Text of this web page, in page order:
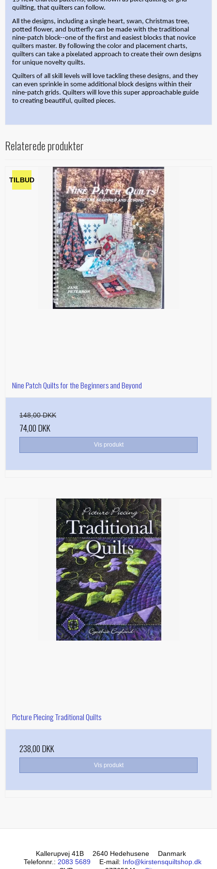
quilting, that quilters can follow.
All the designs, including a single heart, swan, Christmas tree,
potted flower, and butterfly can be made with the traditional
nine-patch block--one of the first and easiest blocks that novice
quilters master. By following the color and placement charts,
quilters can take a pixelated approach to create their own designs
for unique novelty quilts.
Quilters of all skill levels will love tackling these designs, and they
can even sprinkle in some additional block designs within their
nine-patch grids. Quilters will love this super approachable guide
to creating beautiful, quilted pieces.
Relaterede produkter
TILBUD
Nine Patch Quilts for the Beginners and Beyond
148,00 DKK
74,00 DKK
Vis produkt
Picture Piecing Traditional Quilts
238,00 DKK
Vis produkt
Kallerupvej 41B 2640 Hedehusene
Danmark
Telefonnr.: 2083 5689 E-mail: Info@kirstensquiltshop.dk